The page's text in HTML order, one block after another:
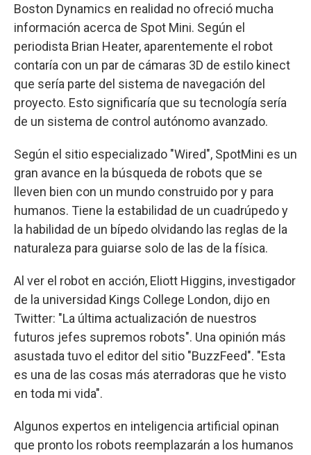
Boston Dynamics en realidad no ofreció mucha
información acerca de Spot Mini. Según el
periodista Brian Heater, aparentemente el robot
contaría con un par de cámaras 3D de estilo kinect
que sería parte del sistema de navegación del
proyecto. Esto significaría que su tecnología sería
de un sistema de control autónomo avanzado.
Según el sitio especializado "Wired", SpotMini es un
gran avance en la búsqueda de robots que se
lleven bien con un mundo construido por y para
humanos. Tiene la estabilidad de un cuadrúpedo y
la habilidad de un bípedo olvidando las reglas de la
naturaleza para guiarse solo de las de la física.
Al ver el robot en acción, Eliott Higgins, investigador
de la universidad Kings College London, dijo en
Twitter: "La última actualización de nuestros
futuros jefes supremos robots". Una opinión más
asustada tuvo el editor del sitio "BuzzFeed". "Esta
es una de las cosas más aterradoras que he visto
en toda mi vida".
Algunos expertos en inteligencia artificial opinan
que pronto los robots reemplazarán a los humanos